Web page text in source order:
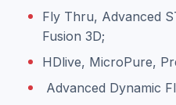
Fly Thru, Advanced
Fusion 3D;
HDlive, MicroPure,
Advanced Dynamic